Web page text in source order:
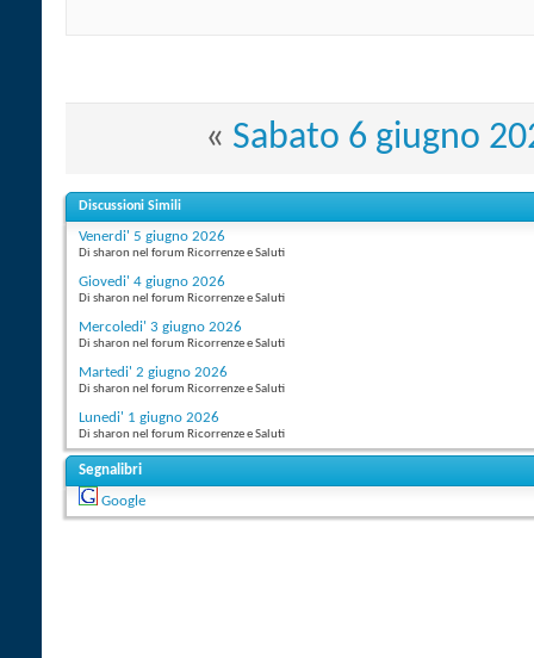
« Sabato 6 giugno
Discussioni Simili
Venerdi' 5 giugno 2026
Di sharon nel forum Ricorrenze e Saluti
Giovedi' 4 giugno 2026
Di sharon nel forum Ricorrenze e Saluti
Mercoledi' 3 giugno 2026
Di sharon nel forum Ricorrenze e Saluti
Martedi' 2 giugno 2026
Di sharon nel forum Ricorrenze e Saluti
Lunedi' 1 giugno 2026
Di sharon nel forum Ricorrenze e Saluti
Segnalibri
Google